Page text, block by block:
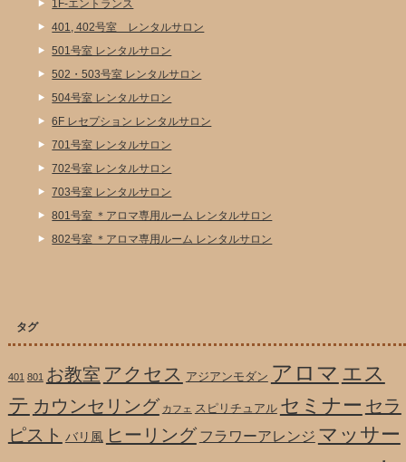
1F-エントランス
401, 402号室 レンタルサロン
501号室 レンタルサロン
502・503号室 レンタルサロン
504号室 レンタルサロン
6F レセプション レンタルサロン
701号室 レンタルサロン
702号室 レンタルサロン
703号室 レンタルサロン
801号室 ＊アロマ専用ルーム レンタルサロン
802号室 ＊アロマ専用ルーム レンタルサロン
タグ
401 801 お教室 アクセス アジアンモダン アロマ エス
テ カウンセリング カフェ スピリチュアル セミナー セラ
ピスト バリ風 ヒーリング フラワーアレンジ マッサー